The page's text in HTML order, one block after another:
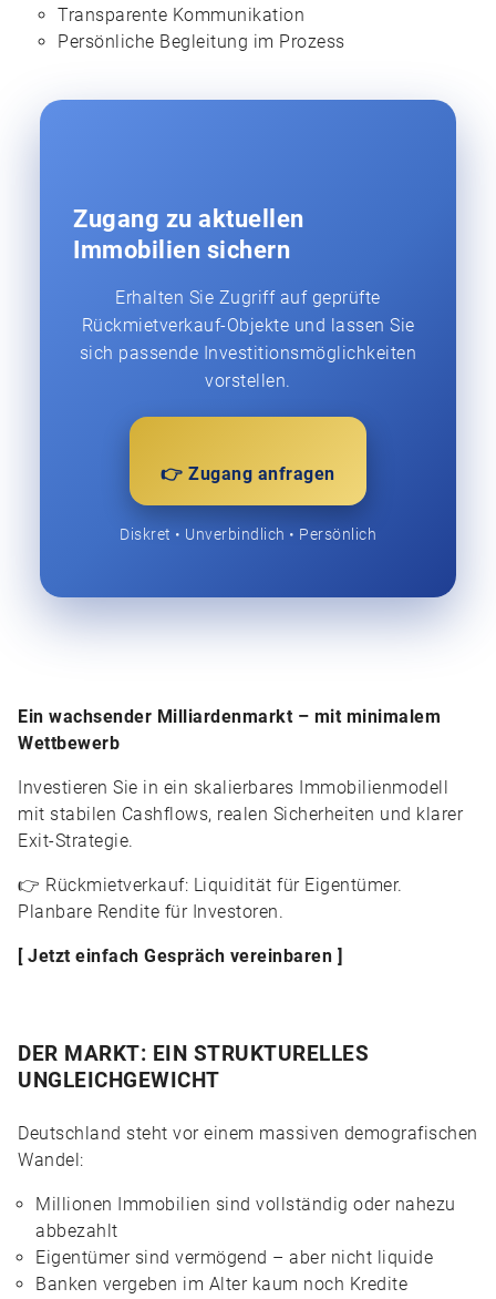
Transparente Kommunikation
Persönliche Begleitung im Prozess
Zugang zu aktuellen
Immobilien sichern
Erhalten Sie Zugriff auf geprüfte
Rückmietverkauf-Objekte und lassen Sie
sich passende Investitionsmöglichkeiten
vorstellen.
👉 Zugang anfragen
Diskret • Unverbindlich • Persönlich
Ein wachsender Milliardenmarkt – mit minimalem
Wettbewerb
Investieren Sie in ein skalierbares Immobilienmodell
mit stabilen Cashflows, realen Sicherheiten und klarer
Exit-Strategie.
👉 Rückmietverkauf: Liquidität für Eigentümer.
Planbare Rendite für Investoren.
[ Jetzt einfach Gespräch vereinbaren ]
DER MARKT: EIN STRUKTURELLES
UNGLEICHGEWICHT
Deutschland steht vor einem massiven demografischen
Wandel:
Millionen Immobilien sind vollständig oder nahezu
abbezahlt
Eigentümer sind vermögend – aber nicht liquide
Banken vergeben im Alter kaum noch Kredite